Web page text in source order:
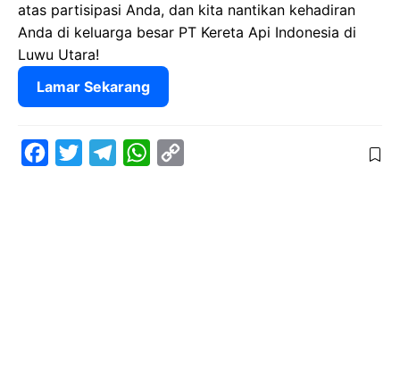
atas partisipasi Anda, dan kita nantikan kehadiran
Anda di keluarga besar PT Kereta Api Indonesia di
Luwu Utara!
Lamar Sekarang
W